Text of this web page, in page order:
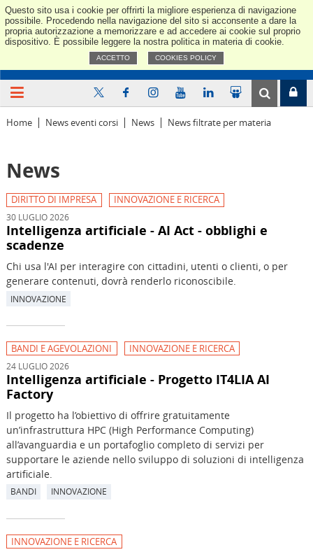
Questo sito usa i cookie per offrirti la migliore esperienza di navigazione
possibile. Procedendo nella navigazione del sito si acconsente a dare la
propria autorizzazione a memorizzare e ad accedere ai cookie sul proprio
dispositivo. È possibile leggere la nostra politica in materia di cookie.
ACCETTO COOKIES POLICY
Home News eventi corsi News News filtrate per materia
News
DIRITTO DI IMPRESA INNOVAZIONE E RICERCA
30 LUGLIO 2026
Intelligenza artificiale - AI Act - obblighi e
scadenze
Chi usa l'AI per interagire con cittadini, utenti o clienti, o per
generare contenuti, dovrà renderlo riconoscibile.
INNOVAZIONE
BANDI E AGEVOLAZIONI INNOVAZIONE E RICERCA
24 LUGLIO 2026
Intelligenza artificiale - Progetto IT4LIA AI
Factory
Il progetto ha l’obiettivo di offrire gratuitamente
un’infrastruttura HPC (High Performance Computing)
all’avanguardia e un portafoglio completo di servizi per
supportare le aziende nello sviluppo di soluzioni di intelligenza
artificiale.
BANDI INNOVAZIONE
INNOVAZIONE E RICERCA